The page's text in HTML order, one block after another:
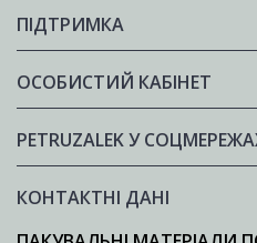
ПІДТРИМКА
ОСОБИСТИЙ КАБІНЕТ
PETRUZALEK У
КОНТАКТНІ ДАНІ